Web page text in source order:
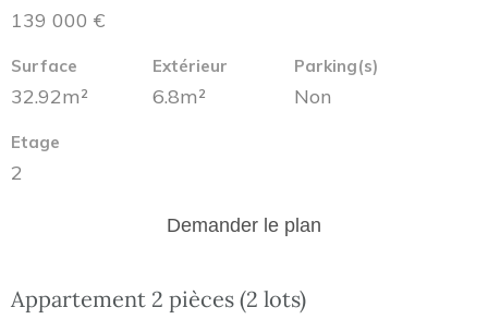
139 000 €
Surface
32.92m²
Extérieur
6.8m²
Parking(s)
Non
Etage
2
Demander le plan
Appartement 2 pièces (2 lots)